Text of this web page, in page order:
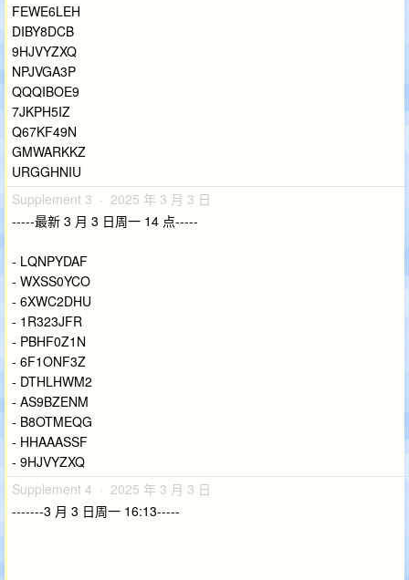
FEWE6LEH
DIBY8DCB
9HJVYZXQ
NPJVGA3P
QQQIBOE9
7JKPH5IZ
Q67KF49N
GMWARKKZ
URGGHNIU
Supplement 3 · 2025 年 3 月 3 日
-----最新 3 月 3 日周一 14 点-----
- LQNPYDAF
- WXSS0YCO
- 6XWC2DHU
- 1R323JFR
- PBHF0Z1N
- 6F1ONF3Z
- DTHLHWM2
- AS9BZENM
- B8OTMEQG
- HHAAASSF
- 9HJVYZXQ
Supplement 4 · 2025 年 3 月 3 日
-------3 月 3 日周一 16:13-----